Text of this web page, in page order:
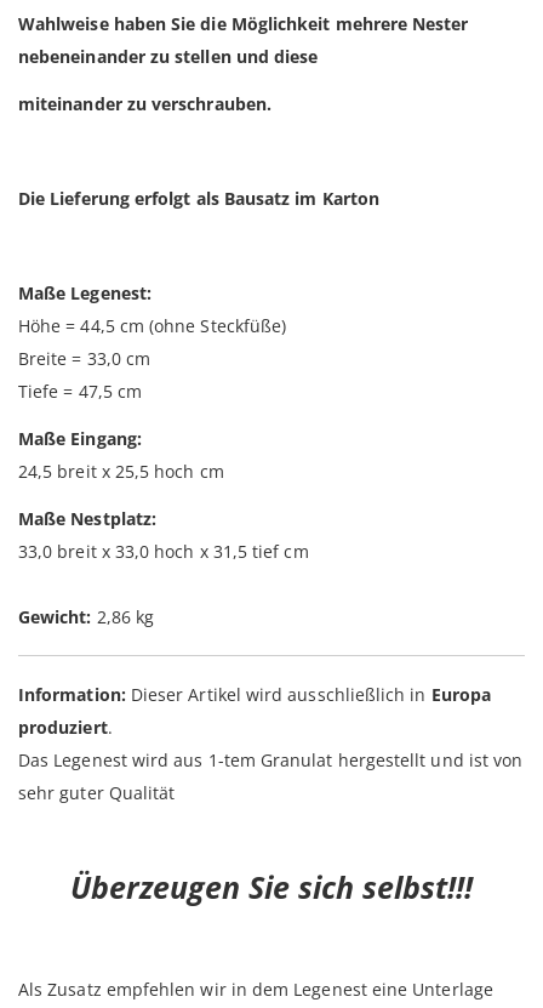
Wahlweise haben Sie die Möglichkeit mehrere Nester
nebeneinander zu stellen und diese
miteinander zu verschrauben.
Die Lieferung erfolgt als Bausatz im Karton
Maße Legenest:
Höhe = 44,5 cm (ohne Steckfüße)
Breite = 33,0 cm
Tiefe = 47,5 cm
Maße Eingang:
24,5 breit x 25,5 hoch cm
Maße Nestplatz:
33,0 breit x 33,0 hoch x 31,5 tief cm
Gewicht: 2,86 kg
Information: Dieser Artikel wird ausschließlich in Europa
produziert.
Das Legenest wird aus 1-tem Granulat hergestellt und ist von
sehr guter Qualität
Überzeugen Sie sich selbst!!!
Als Zusatz empfehlen wir in dem Legenest eine Unterlage